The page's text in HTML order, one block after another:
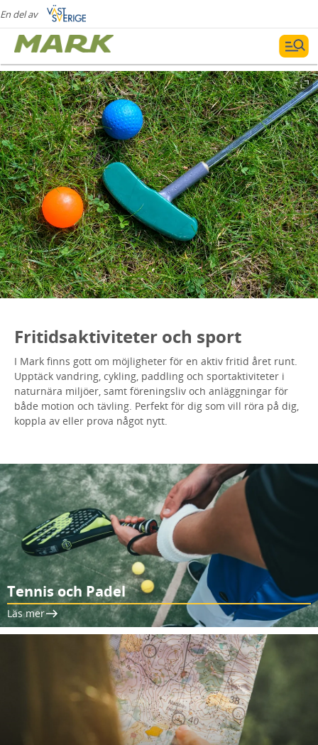
En del av
Fritidsaktiviteter och sport
I Mark finns gott om möjligheter för en aktiv fritid året runt.
Upptäck vandring, cykling, paddling och sportaktiviteter i
naturnära miljöer, samt föreningsliv och anläggningar för
både motion och tävling. Perfekt för dig som vill röra på dig,
koppla av eller prova något nytt.
Tennis och Padel
Läs mer